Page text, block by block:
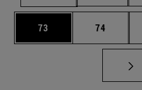
Página
73 Página
74